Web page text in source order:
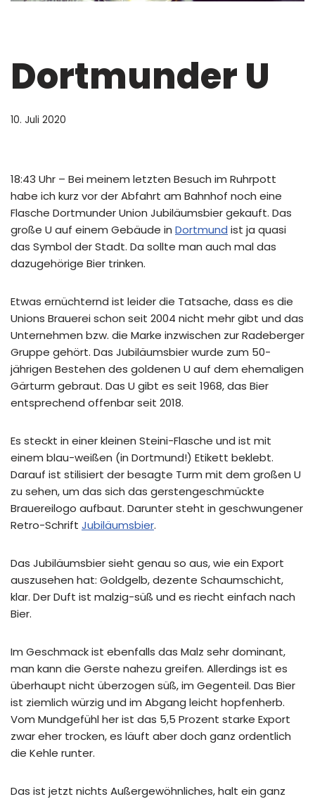
Dortmunder U
10. Juli 2020
18:43 Uhr – Bei meinem letzten Besuch im Ruhrpott
habe ich kurz vor der Abfahrt am Bahnhof noch eine
Flasche Dortmunder Union Jubiläumsbier gekauft. Das
große U auf einem Gebäude in Dortmund ist ja quasi
das Symbol der Stadt. Da sollte man auch mal das
dazugehörige Bier trinken.
Etwas ernüchternd ist leider die Tatsache, dass es die
Unions Brauerei schon seit 2004 nicht mehr gibt und das
Unternehmen bzw. die Marke inzwischen zur Radeberger
Gruppe gehört. Das Jubiläumsbier wurde zum 50-
jährigen Bestehen des goldenen U auf dem ehemaligen
Gärturm gebraut. Das U gibt es seit 1968, das Bier
entsprechend offenbar seit 2018.
Es steckt in einer kleinen Steini-Flasche und ist mit
einem blau-weißen (in Dortmund!) Etikett beklebt.
Darauf ist stilisiert der besagte Turm mit dem großen U
zu sehen, um das sich das gerstengeschmückte
Brauereilogo aufbaut. Darunter steht in geschwungener
Retro-Schrift Jubiläumsbier.
Das Jubiläumsbier sieht genau so aus, wie ein Export
auszusehen hat: Goldgelb, dezente Schaumschicht,
klar. Der Duft ist malzig-süß und es riecht einfach nach
Bier.
Im Geschmack ist ebenfalls das Malz sehr dominant,
man kann die Gerste nahezu greifen. Allerdings ist es
überhaupt nicht überzogen süß, im Gegenteil. Das Bier
ist ziemlich würzig und im Abgang leicht hopfenherb.
Vom Mundgefühl her ist das 5,5 Prozent starke Export
zwar eher trocken, es läuft aber doch ganz ordentlich
die Kehle runter.
Das ist jetzt nichts Außergewöhnliches, halt ein ganz